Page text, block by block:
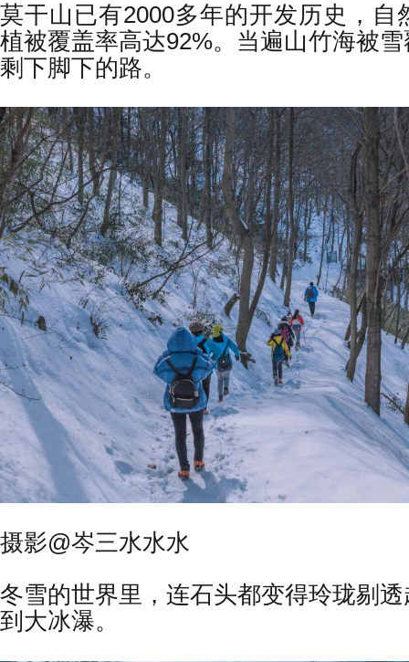
莫干山已有2000多年的开发历史，自
植被覆盖率高达92%。当遍山竹海被
剩下脚下的路。
摄影@岑三水水水
冬雪的世界里，连石头都变得玲珑剔
到大冰瀑。